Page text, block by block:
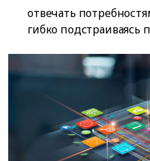
отвечать
гибко